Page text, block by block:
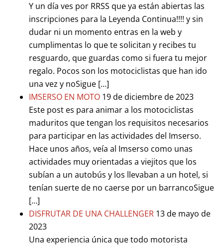
Y un día ves por RRSS que ya están abiertas las
inscripciones para la Leyenda Continua!!!! y sin
dudar ni un momento entras en la web y
cumplimentas lo que te solicitan y recibes tu
resguardo, que guardas como si fuera tu mejor
regalo. Pocos son los motociclistas que han ido
una vez y noSigue […]
IMSERSO EN MOTO 19 de diciembre de 2023
Este post es para animar a los motociclistas
maduritos que tengan los requisitos necesarios
para participar en las actividades del Imserso.
Hace unos años, veía al Imserso como unas
actividades muy orientadas a viejitos que los
subían a un autobús y los llevaban a un hotel, si
tenían suerte de no caerse por un barrancoSigue
[…]
DISFRUTAR DE UNA CHALLENGER 13 de mayo de
2023
Una experiencia única que todo motorista